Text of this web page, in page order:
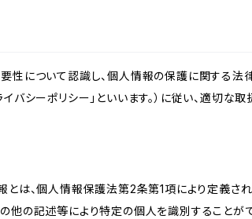
について認識し、個人情報の保護に関する法律
バシーポリシー」といいます。）に従い、適切な
とは、個人情報保護法第2条第1項により定義さ
他の記述等により特定の個人を識別することが